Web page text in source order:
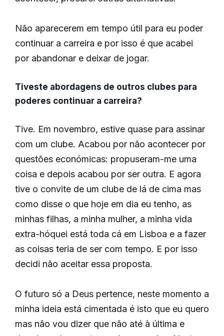
Não aparecerem em tempo útil para eu poder
continuar a carreira e por isso é que acabei
por abandonar e deixar de jogar.
Tiveste abordagens de outros clubes para
poderes continuar a carreira?
Tive. Em novembro, estive quase para assinar
com um clube. Acabou por não acontecer por
questões económicas: propuseram-me uma
coisa e depois acabou por ser outra. E agora
tive o convite de um clube de lá de cima mas
como disse o que hoje em dia eu tenho, as
minhas filhas, a minha mulher, a minha vida
extra-hóquei está toda cá em Lisboa e a fazer
as coisas teria de ser com tempo. E por isso
decidi não aceitar essa proposta.
O futuro só a Deus pertence, neste momento a
minha ideia está cimentada é isto que eu quero
mas não vou dizer que não até à última e